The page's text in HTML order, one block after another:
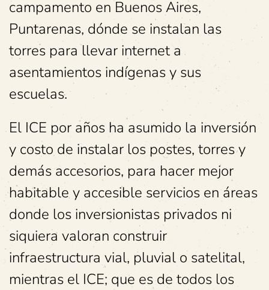
campamento en Buenos Aires,
Puntarenas, dónde se instalan las
torres para llevar internet a
asentamientos indígenas y sus
escuelas.
El ICE por años ha asumido la inversión
y costo de instalar los postes, torres y
demás accesorios, para hacer mejor
habitable y accesible servicios en áreas
donde los inversionistas privados ni
siquiera valoran construir
infraestructura vial, pluvial o satelital,
mientras el ICE; que es de todos los